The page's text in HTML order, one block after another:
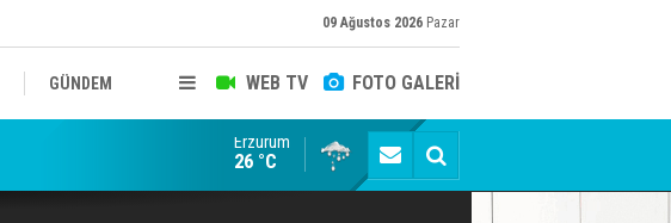
09 Ağustos 2026 Pazar
WEB TV FOTO GALERİ
GÜNDEM
Erzurum'da yağış uyarısı
Erzurum
26 °C